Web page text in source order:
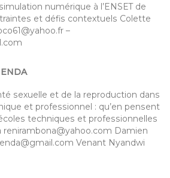
numérique à l’ENSET de
et défis contextuels Colette
–
sexuelle et de la reproduction dans
et professionnel : qu’en pensent
techniques et professionnelles
Damien
Venant Nyandwi